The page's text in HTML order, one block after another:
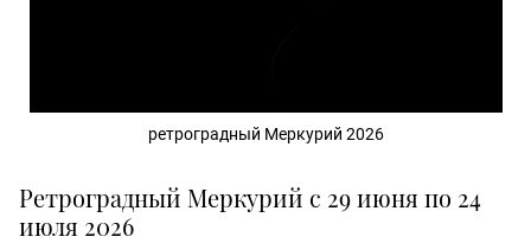
ретроградный Меркурий 2026
Ретроградный Меркурий с 29 июня по 24
июля 2026